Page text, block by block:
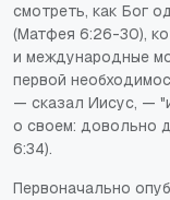
смотреть, как Бог
(Матфея 6:26-30),
и международные
первой
— сказал Иисус, —
о своем: довольно
6:34).
Первоначально